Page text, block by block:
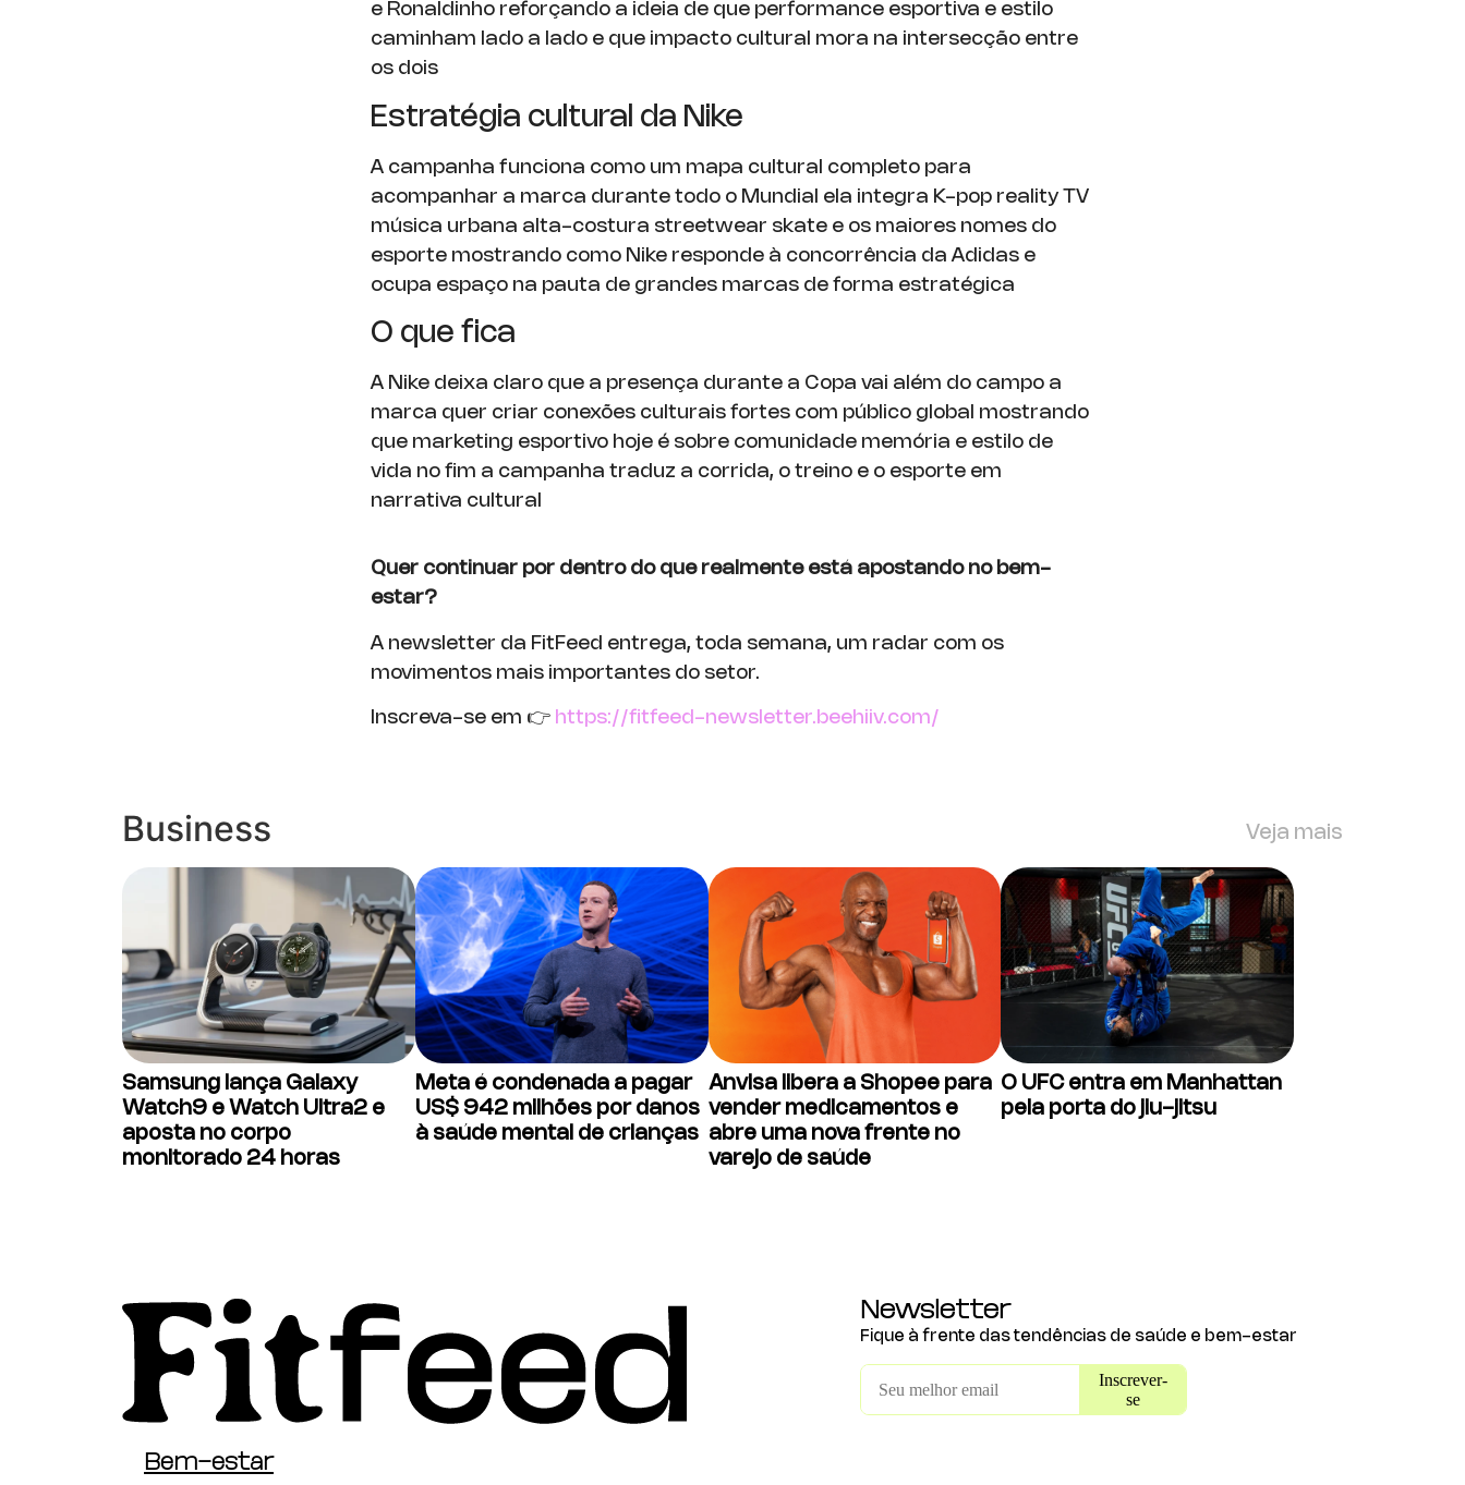
e Ronaldinho reforçando a ideia de que performance esportiva e estilo
caminham lado a lado e que impacto cultural mora na intersecção entre
os dois
Estratégia cultural da Nike
A campanha funciona como um mapa cultural completo para
acompanhar a marca durante todo o Mundial ela integra K-pop reality TV
música urbana alta-costura streetwear skate e os maiores nomes do
esporte mostrando como Nike responde à concorrência da Adidas e
ocupa espaço na pauta de grandes marcas de forma estratégica
O que fica
A Nike deixa claro que a presença durante a Copa vai além do campo a
marca quer criar conexões culturais fortes com público global mostrando
que marketing esportivo hoje é sobre comunidade memória e estilo de
vida no fim a campanha traduz a corrida, o treino e o esporte em
narrativa cultural
Quer continuar por dentro do que realmente está apostando no bem-
estar?
A newsletter da FitFeed entrega, toda semana, um radar com os
movimentos mais importantes do setor.
Inscreva-se em 👉 https://fitfeed-newsletter.beehiiv.com/
Business Veja mais
Samsung lança Galaxy
Watch9 e Watch Ultra2 e
aposta no corpo
monitorado 24 horas
Meta é condenada a pagar
US$ 942 milhões por danos
à saúde mental de crianças
Anvisa libera a Shopee para
vender medicamentos e
abre uma nova frente no
varejo de saúde
O UFC entra em Manhattan
pela porta do jiu-jitsu
Bem-estar
Newsletter
Fique à frente das tendências de saúde e bem-estar